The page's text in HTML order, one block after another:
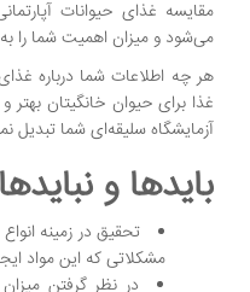
مقایسه غذای حیوانات
می‌شود و میزان اهمیت شما را
هر چه اطلاعات شما درباره غذای
غذا برای حیوان خانگیتان
آزمایشگاه سلیقه‌ای شما تبدیل
بایدها و
تحقیق در زمینه
مشکلاتی که این مواد
در نظر گرفتن